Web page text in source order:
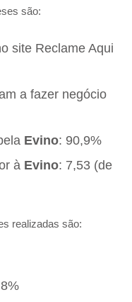
são:
site Reclame Aqui
a fazer negócio
Evino: 90,9%
à Evino: 7,53 (de
realizadas são: